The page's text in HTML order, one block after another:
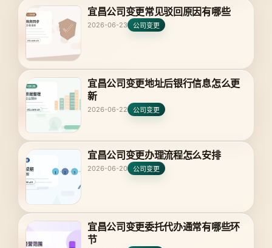
宜昌公司变更常见驳回原因有哪些
2026-06-23 公司变更
宜昌公司变更地址后银行信息怎么更
新
2026-06-22 公司变更
宜昌公司变更办理流程怎么安排
2026-06-20 公司变更
宜昌公司变更委托代办通常有哪些环
节